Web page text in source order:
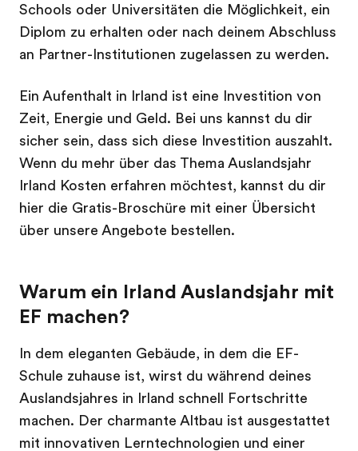
Schools oder Universitäten die Möglichkeit, ein
Diplom zu erhalten oder nach deinem Abschluss
an Partner-Institutionen zugelassen zu werden.
Ein Aufenthalt in Irland ist eine Investition von
Zeit, Energie und Geld. Bei uns kannst du dir
sicher sein, dass sich diese Investition auszahlt.
Wenn du mehr über das Thema Auslandsjahr
Irland Kosten erfahren möchtest, kannst du dir
hier die Gratis-Broschüre mit einer Übersicht
über unsere Angebote bestellen.
Warum ein Irland Auslandsjahr mit
EF machen?
In dem eleganten Gebäude, in dem die EF-
Schule zuhause ist, wirst du während deines
Auslandsjahres in Irland schnell Fortschritte
machen. Der charmante Altbau ist ausgestattet
mit innovativen Lerntechnologien und einer